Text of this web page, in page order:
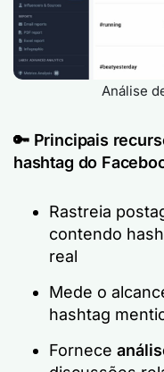
Análise
🔑 Principais
hashtag do
Rastreia
contendo
real
Mede o
hashtag
Fornece